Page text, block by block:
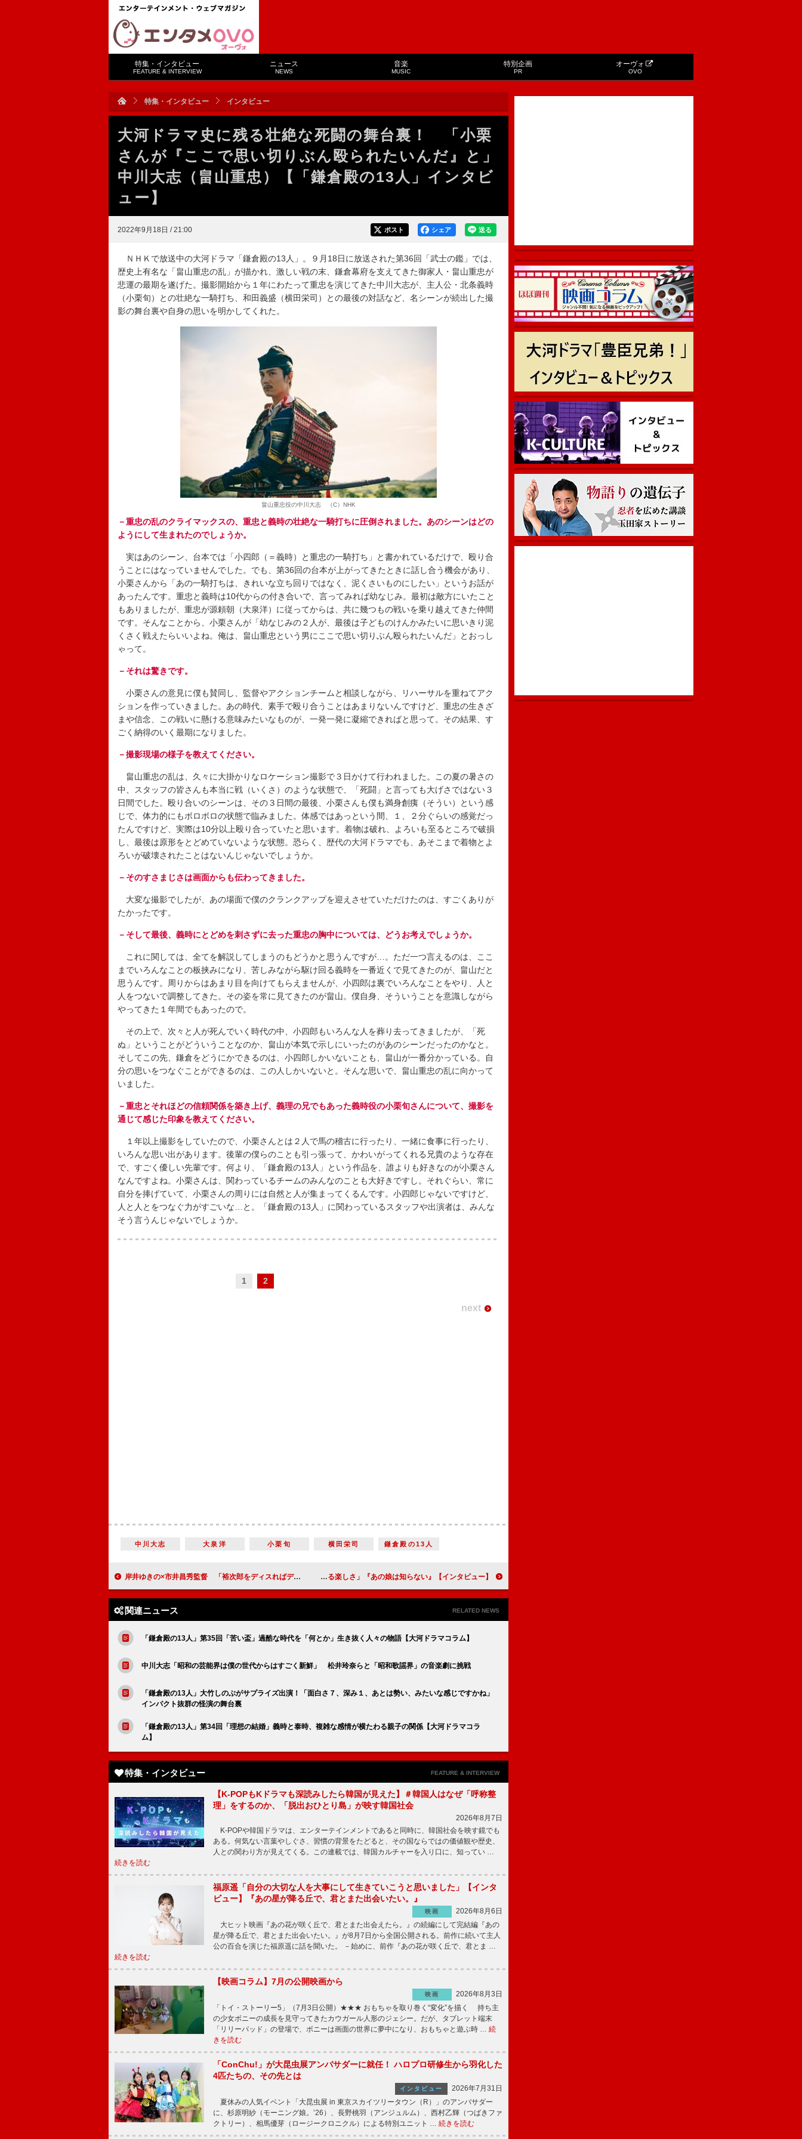
特集・インタビュー
FEATURE & INTERVIEW
ニュース
NEWS
音楽
MUSIC
特別企画
PR
オーヴォ
OVO
特集・インタビュー インタビュー
大河ドラマ史に残る壮絶な死闘の舞台裏！ 「小栗
さんが『ここで思い切りぶん殴られたいんだ』と」
中川大志（畠山重忠）【「鎌倉殿の13人」インタビ
ュー】
2022年9月18日 / 21:00 送る
シェア
ポスト
ＮＨＫで放送中の大河ドラマ「鎌倉殿の13人」。９月18日に放送された第36回「武士の鑑」では、
歴史上有名な「畠山重忠の乱」が描かれ、激しい戦の末、鎌倉幕府を支えてきた御家人・畠山重忠が
悲運の最期を遂げた。撮影開始から１年にわたって重忠を演じてきた中川大志が、主人公・北条義時
（小栗旬）との壮絶な一騎打ち、和田義盛（横田栄司）との最後の対話など、名シーンが続出した撮
影の舞台裏や自身の思いを明かしてくれた。
畠山重忠役の中川大志 （C）NHK
－重忠の乱のクライマックスの、重忠と義時の壮絶な一騎打ちに圧倒されました。あのシーンはどの
ようにして生まれたのでしょうか。
実はあのシーン、台本では「小四郎（＝義時）と重忠の一騎打ち」と書かれているだけで、殴り合
うことにはなっていませんでした。でも、第36回の台本が上がってきたときに話し合う機会があり、
小栗さんから「あの一騎打ちは、きれいな立ち回りではなく、泥くさいものにしたい」というお話が
あったんです。重忠と義時は10代からの付き合いで、言ってみれば幼なじみ。最初は敵方にいたこと
もありましたが、重忠が源頼朝（大泉洋）に従ってからは、共に幾つもの戦いを乗り越えてきた仲間
です。そんなことから、小栗さんが「幼なじみの２人が、最後は子どものけんかみたいに思いきり泥
くさく戦えたらいいよね。俺は、畠山重忠という男にここで思い切りぶん殴られたいんだ」とおっし
ゃって。
－それは驚きです。
小栗さんの意見に僕も賛同し、監督やアクションチームと相談しながら、リハーサルを重ねてアク
ションを作っていきました。あの時代、素手で殴り合うことはあまりないんですけど、重忠の生きざ
まや信念、この戦いに懸ける意味みたいなものが、一発一発に凝縮できればと思って。その結果、す
ごく納得のいく最期になりました。
－撮影現場の様子を教えてください。
畠山重忠の乱は、久々に大掛かりなロケーション撮影で３日かけて行われました。この夏の暑さの
中、スタッフの皆さんも本当に戦（いくさ）のような状態で、「死闘」と言っても大げさではない３
日間でした。殴り合いのシーンは、その３日間の最後、小栗さんも僕も満身創痍（そうい）という感
じで、体力的にもボロボロの状態で臨みました。体感ではあっという間、１、２分ぐらいの感覚だっ
たんですけど、実際は10分以上殴り合っていたと思います。着物は破れ、よろいも至るところで破損
し、最後は原形をとどめていないような状態。恐らく、歴代の大河ドラマでも、あそこまで着物とよ
ろいが破壊されたことはないんじゃないでしょうか。
－そのすさまじさは画面からも伝わってきました。
大変な撮影でしたが、あの場面で僕のクランクアップを迎えさせていただけたのは、すごくありが
たかったです。
－そして最後、義時にとどめを刺さずに去った重忠の胸中については、どうお考えでしょうか。
これに関しては、全てを解説してしまうのもどうかと思うんですが…。ただ一つ言えるのは、ここ
までいろんなことの板挟みになり、苦しみながら駆け回る義時を一番近くで見てきたのが、畠山だと
思うんです。周りからはあまり目を向けてもらえませんが、小四郎は裏でいろんなことをやり、人と
人をつないで調整してきた。その姿を常に見てきたのが畠山。僕自身、そういうことを意識しながら
やってきた１年間でもあったので。
その上で、次々と人が死んでいく時代の中、小四郎もいろんな人を葬り去ってきましたが、「死
ぬ」ということがどういうことなのか、畠山が本気で示しにいったのがあのシーンだったのかなと。
そしてこの先、鎌倉をどうにかできるのは、小四郎しかいないことも、畠山が一番分かっている。自
分の思いをつなぐことができるのは、この人しかいないと。そんな思いで、畠山重忠の乱に向かって
いました。
－重忠とそれほどの信頼関係を築き上げ、義理の兄でもあった義時役の小栗旬さんについて、撮影を
通じて感じた印象を教えてください。
１年以上撮影をしていたので、小栗さんとは２人で馬の稽古に行ったり、一緒に食事に行ったり、
いろんな思い出があります。後輩の僕らのことも引っ張って、かわいがってくれる兄貴のような存在
で、すごく優しい先輩です。何より、「鎌倉殿の13人」という作品を、誰よりも好きなのが小栗さん
なんですよね。小栗さんは、関わっているチームのみんなのことも大好きですし。それぐらい、常に
自分を捧げていて、小栗さんの周りには自然と人が集まってくるんです。小四郎じゃないですけど、
人と人とをつなぐ力がすごいな…と。「鎌倉殿の13人」に関わっているスタッフや出演者は、みんな
そう言うんじゃないでしょうか。
1 2
next
中川大志 大泉洋 小栗旬 横田栄司 鎌倉殿の13人
岸井ゆきの×市井昌秀監督 「裕次郎をディスればディスるほど、市井さんをディスることに」 『犬も食わねどチャーリーは笑う』【インタビュー】 大河ドラマでも注目の福地桃子、芝居の原動力は「たくさんの人やもの、役柄に出会える楽しさ」『あの娘は知らない』【インタビュー】
関連ニュース RELATED NEWS
「鎌倉殿の13人」第35回「苦い盃」過酷な時代を「何とか」生き抜く人々の物語【大河ドラマコラム】
中川大志「昭和の芸能界は僕の世代からはすごく新鮮」 松井玲奈らと「昭和歌謡界」の音楽劇に挑戦
「鎌倉殿の13人」大竹しのぶがサプライズ出演！「面白さ７、深み１、あとは勢い、みたいな感じですかね」
インパクト抜群の怪演の舞台裏
「鎌倉殿の13人」第34回「理想の結婚」義時と泰時、複雑な感情が横たわる親子の関係【大河ドラマコラ
ム】
特集・インタビュー FEATURE & INTERVIEW
【K-POPもKドラマも深読みしたら韓国が見えた】＃韓国人はなぜ「呼称整
理」をするのか、「脱出おひとり島」が映す韓国社会
2026年8月7日
K-POPや韓国ドラマは、エンターテインメントであると同時に、韓国社会を映す鏡でも
ある。何気ない言葉やしぐさ、習慣の背景をたどると、その国ならではの価値観や歴史、
人との関わり方が見えてくる。この連載では、韓国カルチャーを入り口に、知ってい …
続きを読む
福原遥「自分の大切な人を大事にして生きていこうと思いました」【インタ
ビュー】『あの星が降る丘で、君とまた出会いたい。』
映画
2026年8月6日
大ヒット映画『あの花が咲く丘で、君とまた出会えたら。』の続編にして完結編『あの
星が降る丘で、君とまた出会いたい。』が8月7日から全国公開される。前作に続いて主人
公の百合を演じた福原遥に話を聞いた。 －始めに、前作『あの花が咲く丘で、君とま …
続きを読む
【映画コラム】7月の公開映画から
映画
2026年8月3日
「トイ・ストーリー5」（7月3日公開）★★★ おもちゃを取り巻く“変化”を描く 持ち主
の少女ボニーの成長を見守ってきたカウガール人形のジェシー。だが、タブレット端末
「リリーパッド」の登場で、ボニーは画面の世界に夢中になり、おもちゃと遊ぶ時 … 続
きを読む
「ConChu!」が大昆虫展アンバサダーに就任！ ハロプロ研修生から羽化した
4匹たちの、その先とは
インタビュー
2026年7月31日
夏休みの人気イベント「大昆虫展 in 東京スカイツリータウン（R）」のアンバサダー
に、杉原明紗（モーニング娘。’26）、長野桃羽（アンジュルム）、西村乙輝（つばきファ
クトリー）、相馬優芽（ロージークロニクル）による特別ユニット … 続きを読む